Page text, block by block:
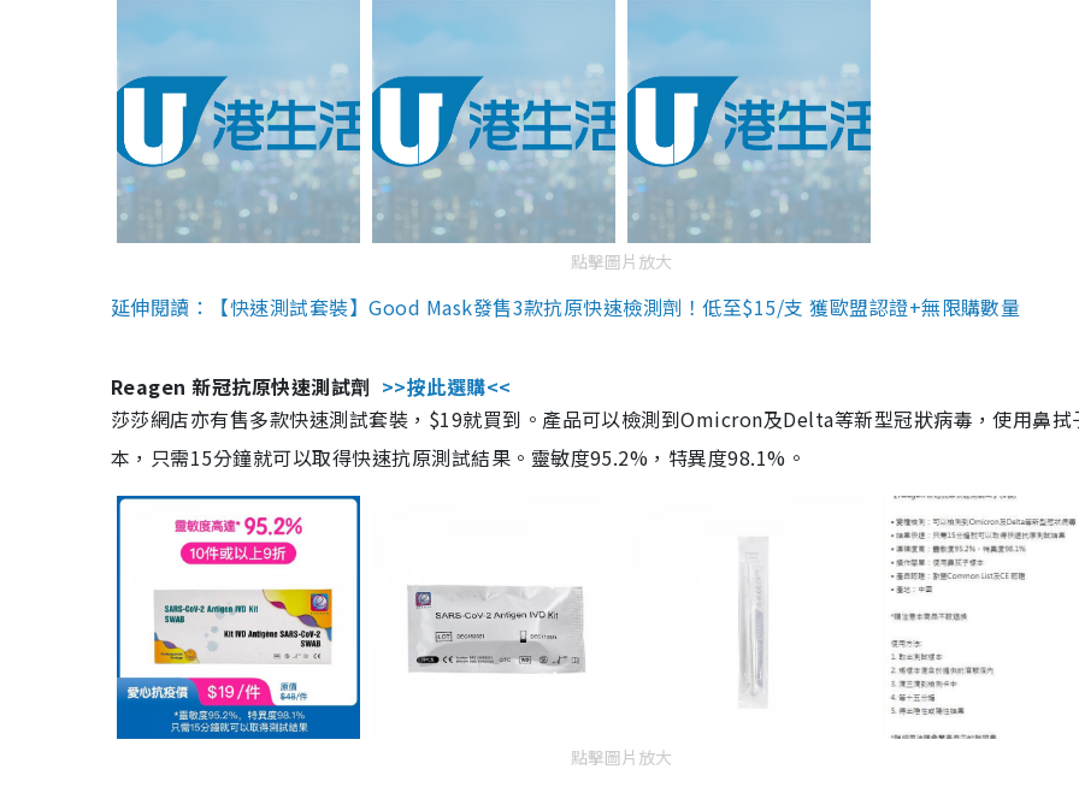
點擊圖片放大
延伸閱讀：【快速測試套裝】Good Mask發售3款抗原快速檢測劑！低至$15/支 獲歐盟認證+無限購數量
Reagen 新冠抗原快速測試劑 >>按此選購<<
莎莎網店亦有售多款快速測試套裝，$19就買到。產品可以檢測到Omicron及Delta等新型冠狀病毒，使用鼻拭
本，只需15分鐘就可以取得快速抗原測試結果。靈敏度95.2%，特異度98.1%。
點擊圖片放大